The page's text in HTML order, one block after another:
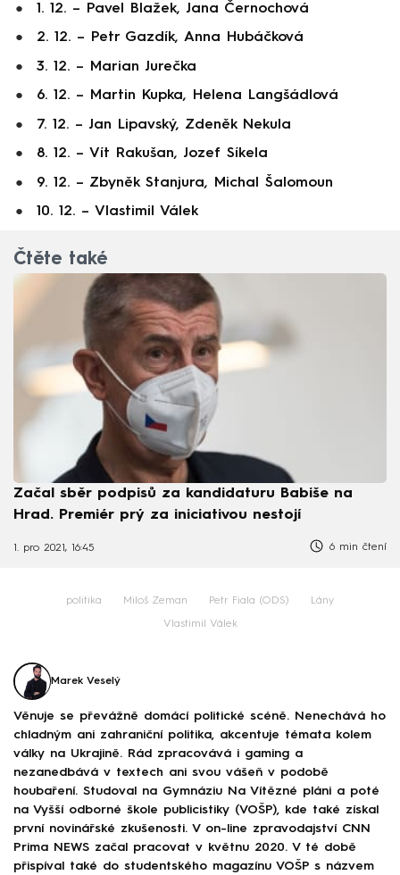
1. 12. – Pavel Blažek, Jana Černochová
2. 12. – Petr Gazdík, Anna Hubáčková
3. 12. – Marian Jurečka
6. 12. – Martin Kupka, Helena Langšádlová
7. 12. – Jan Lipavský, Zdeněk Nekula
8. 12. – Vít Rakušan, Jozef Síkela
9. 12. – Zbyněk Stanjura, Michal Šalomoun
10. 12. – Vlastimil Válek
Čtěte také
Začal sběr podpisů za kandidaturu Babiše na
Hrad. Premiér prý za iniciativou nestojí
1. pro 2021, 16:45 6 min čtení
politika Miloš Zeman Petr Fiala (ODS) Lány
Vlastimil Válek
Marek Veselý
Věnuje se převážně domácí politické scéně. Nenechává ho
chladným ani zahraniční politika, akcentuje témata kolem
války na Ukrajině. Rád zpracovává i gaming a
nezanedbává v textech ani svou vášeň v podobě
houbaření. Studoval na Gymnáziu Na Vítězné pláni a poté
na Vyšší odborné škole publicistiky (VOŠP), kde také získal
první novinářské zkušenosti. V on-line zpravodajství CNN
Prima NEWS začal pracovat v květnu 2020. V té době
přispíval také do studentského magazínu VOŠP s názvem